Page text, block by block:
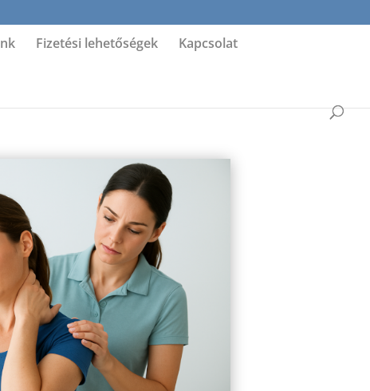
Fizetési lehetőségek Kapcsolat